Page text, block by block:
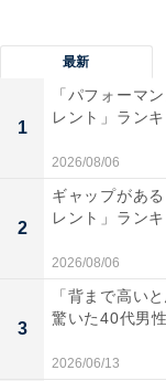
1位は「盛岡第一
「一高」として
持つ進学校です
なイメージすべ
ただけで優秀な
県内の教育にお
ステータスとし
回答者のコメン
であり、そのネ
の合格者数が多
知られています
最新
1
「パフォーマ
レント」ラン
2026/08/06
2
ギャップがあ
レント」ラン
2026/08/06
3
「背まで高い
驚いた40代男
2026/06/13